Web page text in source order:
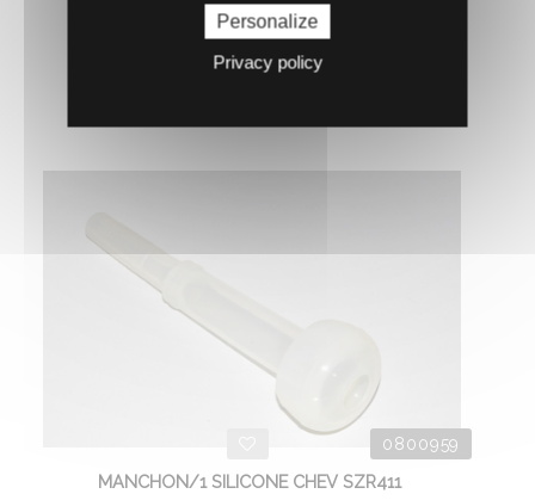
23.03 €HT
0800959
MANCHON/1 SILICONE CHEV SZR411
Personalize
Privacy policy